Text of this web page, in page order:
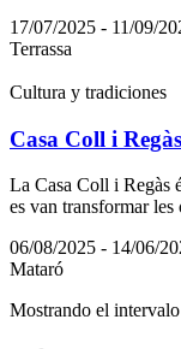
17/07/2025 - 11/09/
Terrassa
Cultura y tradiciones
Casa Coll i Regàs
La Casa Coll i Regàs
es van transformar
06/08/2025 - 14/06/
Mataró
Mostrando el